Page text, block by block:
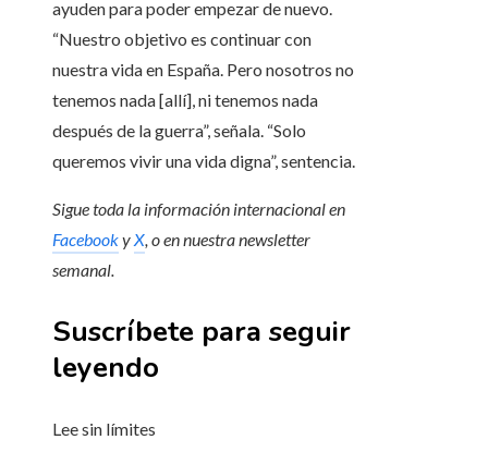
ayuden para poder empezar de nuevo.
“Nuestro objetivo es continuar con
nuestra vida en España. Pero nosotros no
tenemos nada [allí], ni tenemos nada
después de la guerra”, señala. “Solo
queremos vivir una vida digna”, sentencia.
Sigue toda la información internacional en
FacebookyX, o ennuestra newsletter
semanal.
Suscríbete para seguir
leyendo
Lee sin límites